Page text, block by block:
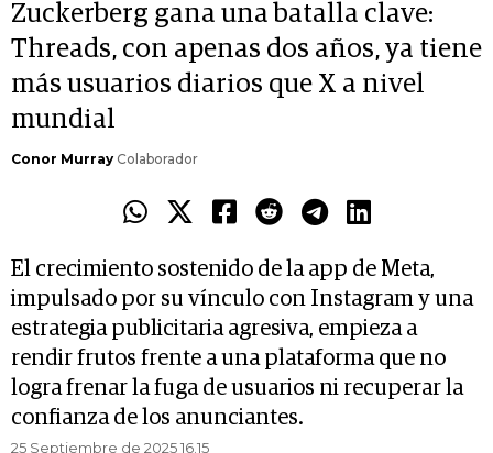
Zuckerberg gana una batalla clave:
Threads, con apenas dos años, ya tiene
más usuarios diarios que X a nivel
mundial
Conor Murray Colaborador
El crecimiento sostenido de la app de Meta,
impulsado por su vínculo con Instagram y una
estrategia publicitaria agresiva, empieza a
rendir frutos frente a una plataforma que no
logra frenar la fuga de usuarios ni recuperar la
confianza de los anunciantes.
25 Septiembre de 2025 16.15